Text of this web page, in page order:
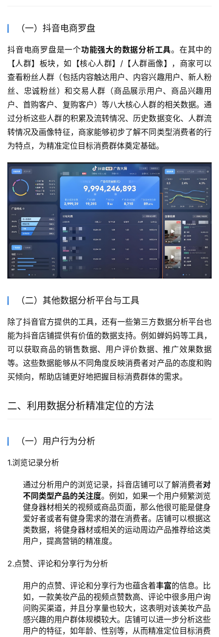
（一）抖音电商罗盘
抖音电商罗盘是一个功能强大的数据分析工具。在其中的
【人群】板块，如【核心人群】/【人群画像】，商家可以
查看粉丝人群（包括内容触达用户、内容兴趣用户、新人粉
丝、忠诚粉丝）和交易人群（商品展示用户、商品兴趣用
户、首购客户、复购客户）等八大核心人群的相关数据。通
过分析这些人群的积累及流转情况、历史数据变化、人群流
转情况及画像特征，商家能够初步了解不同类型消费者的行
为特点，为精准定位目标消费群体奠定基础。
（二）其他数据分析平台与工具
除了抖音官方提供的工具，还有一些第三方数据分析平台也
能为抖音店铺提供有价值的数据支持。例如蝉妈妈等工具，
可以获取商品的销售数据、用户评价数据、推广效果数据
等。这些数据能够从不同角度反映消费者对产品的态度和购
买倾向，帮助店铺更好地把握目标消费群体的需求。
二、利用数据分析精准定位的方法
（一）用户行为分析
1.浏览记录分析
通过分析用户的浏览记录，抖音店铺可以了解消费者对
不同类型产品的关注度。例如，如果一个用户频繁浏览
健身器材相关的视频或商品页面，那么他很可能是健身
爱好者或者有健身需求的潜在消费者。店铺可以根据这
类数据，将健身器材或相关的运动周边产品推荐给这类
用户，提高营销的精准度。
2.点赞、评论和分享行为分析
用户的点赞、评论和分享行为也蕴含着丰富的信息。比
如，一款美妆产品的视频点赞数高、评论中很多用户询
问购买渠道，并且分享量也较大，这表明对该美妆产品
感兴趣的用户群体规模较大。店铺可以进一步分析这些
用户的特征，如年龄、性别等，从而精准定位目标消费